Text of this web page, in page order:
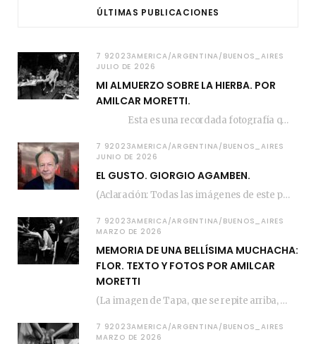
ÚLTIMAS PUBLICACIONES
7 92023AMERICA/ARGENTINA/BUENOS_AIRES
JULIO DE 2026
MI ALMUERZO SOBRE LA HIERBA. POR
AMILCAR MORETTI.
Esta es una recordada fotografía que registré…
7 92023AMERICA/ARGENTINA/BUENOS_AIRES
JUNIO DE 2026
EL GUSTO. GIORGIO AGAMBEN.
(Aclaración: Todas las imágenes de este posteo fueron tomadas de Bloghemia.com, y todos los…
7 92023AMERICA/ARGENTINA/BUENOS_AIRES
MARZO DE 2026
MEMORIA DE UNA BELLÍSIMA MUCHACHA:
FLOR. TEXTO Y FOTOS POR AMILCAR
MORETTI
(La imagen de Tapa, que se repite arriba, fue compuesta por Amilcar Moretti el viernes…
7 92023AMERICA/ARGENTINA/BUENOS_AIRES
MARZO DE 2026